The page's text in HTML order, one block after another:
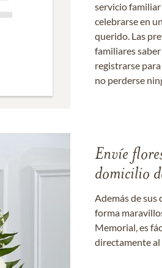
servicio
celebrarse en
querido. Las
familiares
registrarse
no perderse
Envíe
domicilio
Además de sus
forma
Memorial, es
directamente